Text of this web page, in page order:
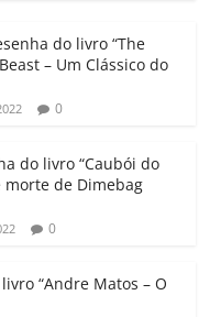
gl
e
Cl
a
ss
ro
o
p
y
Li
k
m
p
h
ar
do livro “The
– Um Clássico do
0
do livro “Caubói do
morte de Dimebag
0
“Andre Matos – O